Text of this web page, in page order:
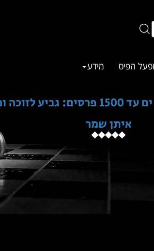
הפיס מידע
ומדליות
איתן שמר